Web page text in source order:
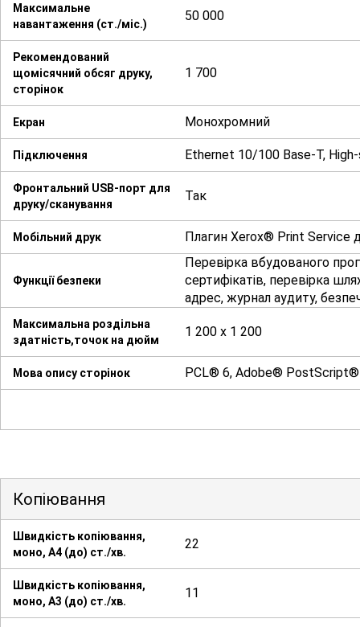
Максимальне
навантаження (ст./міс.)
50 000
Рекомендований
щомісячний обсяг друку,
сторінок
1 700
Екран Монохромний
Підключення Ethernet 10/100 Base-T,
Фронтальний USB-порт для
друку/сканування
Так
Мобільний друк Плагин Xerox® Print Service
Функції безпеки
Перевірка вбудованого
сертифікатів, перевірка
адрес, журнал аудиту,
Максимальна роздільна
здатність,точок на дюйм
1 200 x 1 200
Мова опису сторінок PCL® 6, Adobe® PostScript®
Копіювання
Швидкість копіювання,
моно, А4 (до) ст./хв.
22
Швидкість копіювання,
моно, А3 (до) ст./хв.
11